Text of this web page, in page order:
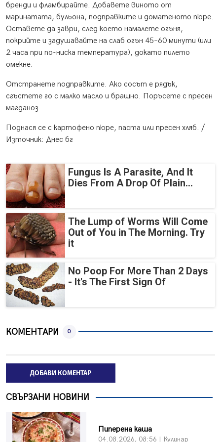
бренди и фламбирайте. Добавете виното от
маринатата, бульона, подправките и доматеното пюре.
Оставете да заври, след което намалете огъня,
покрийте и задушавайте на слаб огън 45–60 минути (или
2 часа при по-ниска температура), докато пилето
омекне.
Отстранете подправките. Ако сосът е рядък,
сгъстете го с малко масло и брашно. Поръсете с пресен
магданоз.
Поднася се с картофено пюре, паста или пресен хляб. /
Източник: Днес бг
Fungus Is A Parasite, And It
Dies From A Drop Of Plain...
The Lump of Worms Will Come
Out of You in The Morning. Try
it
No Poop For More Than 2 Days
- It's The First Sign Of
КОМЕНТАРИ 0
ДОБАВИ КОМЕНТАР
СВЪРЗАНИ НОВИНИ
Пиперена каша
04.08.2026, 08:56 | Кулинар